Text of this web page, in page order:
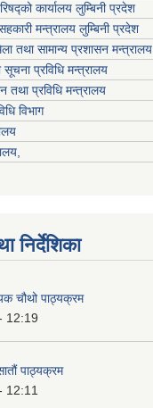
कार्यालय लुम्बिनी प्रदेश
मन्त्रालय लुम्बिनी प्रदेश
तथा सामान्य प्रशासन मन्त्रालय
प्रविधि मन्त्रालय
तथा प्रविधि मन्त्रालय
विभाग
निर्देशिका
चौथो पाठ्यक्रम
12:19
पाठ्यक्रम
12:11